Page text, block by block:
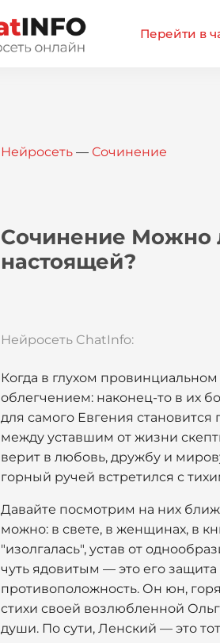
Перейти в
Нейросеть — Сочинение
Сочинение Можно
настоящей?
Нейросеть ChatInfo:
Когда в глухом
облегчением: наконец-то в их
для самого Евгения
между уставшим от жизни
верит в любовь, дружбу и
горный ручей встретился с
Давайте посмотрим на них
можно: в свете, в женщинах, в
"изолгалась", устав от
чуть ядовитым — это его
противоположность. Он юн,
стихи своей возлюбленной
души. По сути, Ленский — это